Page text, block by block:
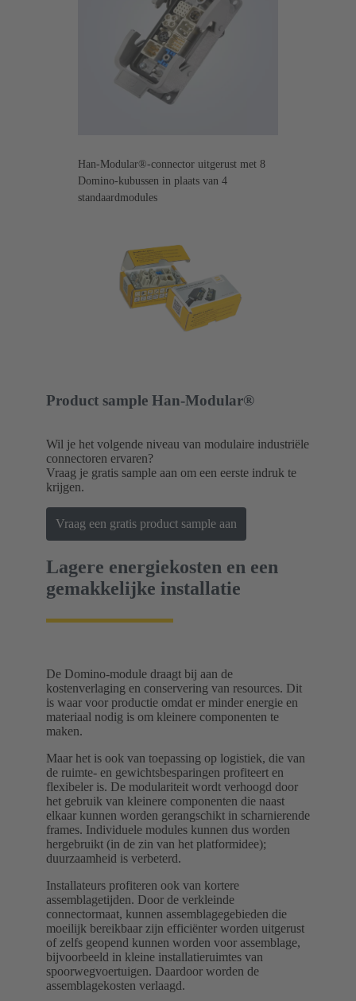
Han-Modular®-connector uitgerust met 8
Domino-kubussen in plaats van 4
standaardmodules
Product sample Han-Modular®
Wil je het volgende niveau van modulaire industriële
connectoren ervaren?
Vraag je gratis sample aan om een eerste indruk te
krijgen.
Vraag een gratis product sample aan
Lagere energiekosten en een
gemakkelijke installatie
De Domino-module draagt bij aan de
kostenverlaging en conservering van resources. Dit
is waar voor productie omdat er minder energie en
materiaal nodig is om kleinere componenten te
maken.
Maar het is ook van toepassing op logistiek, die van
de ruimte- en gewichtsbesparingen profiteert en
flexibeler is. De modulariteit wordt verhoogd door
het gebruik van kleinere componenten die naast
elkaar kunnen worden gerangschikt in scharnierende
frames. Individuele modules kunnen dus worden
hergebruikt (in de zin van het platformidee);
duurzaamheid is verbeterd.
Installateurs profiteren ook van kortere
assemblagetijden. Door de verkleinde
connectormaat, kunnen assemblagegebieden die
moeilijk bereikbaar zijn efficiënter worden uitgerust
of zelfs geopend kunnen worden voor assemblage,
bijvoorbeeld in kleine installatieruimtes van
spoorwegvoertuigen. Daardoor worden de
assemblagekosten verlaagd.